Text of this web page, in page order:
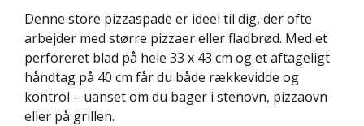
Denne store pizzaspade er ideel til dig, der ofte
arbejder med større pizzaer eller fladbrød. Med et
perforeret blad på hele 33 x 43 cm og et aftageligt
håndtag på 40 cm får du både rækkevidde og
kontrol – uanset om du bager i stenovn, pizzaovn
eller på grillen.